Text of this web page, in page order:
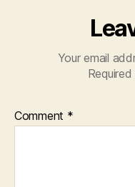
Your email
Comment *